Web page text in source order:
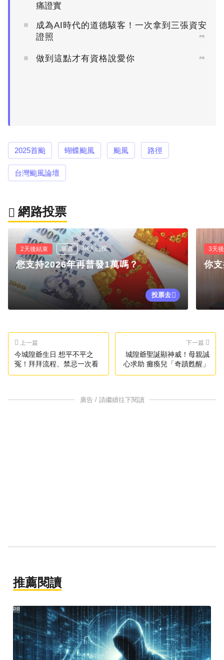
痛證實
成為AI時代的道德駭客！一次拿到三張資安
證照
PR
做到這點才有資格說愛你 PR
2025首颱 蝴蝶颱風 颱風 路徑
台灣颱風論壇
網路投票
2天後結束 單選 3K人已投
您支持2026年再普發1萬嗎？
投票去
3天
你
上一篇
今城隍爺生日 想平不平之
冤！拜拜流程、禁忌一次看
下一篇
城隍爺聖誕顯神威！母親誠
心求助 癱瘓兒「奇蹟甦醒」
廣告 / 請繼續往下閱讀
推薦閱讀
PR